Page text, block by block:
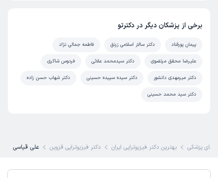
برخی از پزشکان دیگر در دکترتو
پیمان پورقناد دکتر سالار اسلامی زرنق فاطمه جمالی نژاد
علیرضا محقق مرتضوی دکتر سیدمحمد علائی فردوس شاکری
دکتر میرمهدی دانشور دکتر سیده سپیده حسینی دکتر شهاب حسن زاده
دکتر سید محمد حسینی
پزشکی بهترین دکتر فیزیوتراپی ایران دکتر فیزیوتراپی قزوین علی قیاسی